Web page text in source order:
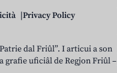
Privacy Policy
dal Friûl”. I articui a son
grafie uficiâl de Regjon Friûl –